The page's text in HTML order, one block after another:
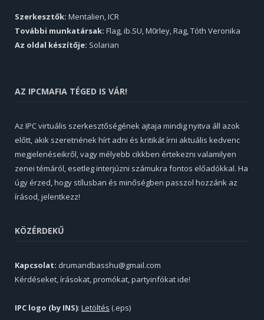
Szerkesztők: Mentalien, ICR
További munkatársak: Flag, ib.SU, M0rley, Rag, Tóth Veronika
Az oldal készítője: Solarian
AZ IPCMAFIA TÉGED IS VÁR!
Az IPC virtuális szerkesztőségének ajtaja mindig nyitva áll azok
előtt, akik szeretnének hírt adni és kritikát írni aktuális kedvenc
megjelenéseikről, vagy mélyebb cikkben értekezni valamilyen
zenei témáról, esetleg interjúzni számukra fontos előadókkal. Ha
úgy érzed, hogy stílusban és minőségben passzol hozzánk az
írásod, jelentkezz!
KÖZÉRDEKŰ
Kapcsolat: drumandbasshu@gmail.com
Kérdéseket, írásokat, promókat, partyinfókat ide!
IPC logo (by INS): Letöltés (.eps)